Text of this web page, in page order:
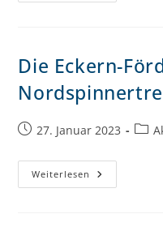
Die Eckern-
27. Januar 2023
Weiterlesen